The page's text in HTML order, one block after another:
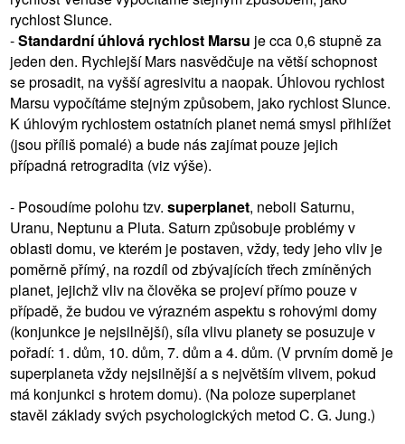
rychlost Slunce.
-Standardní úhlová rychlost Marsu je cca 0,6 stupně za
jeden den. Rychlejší Mars nasvědčuje na větší schopnost
se prosadit, na vyšší agresivitu a naopak. Úhlovou rychlost
Marsu vypočítáme stejným způsobem, jako rychlost Slunce.
K úhlovým rychlostem ostatních planet nemá smysl přihlížet
(jsou příliš pomalé) a bude nás zajímat pouze jejich
případná retrogradita (viz výše).
- Posoudíme polohu tzv. superplanet, neboli Saturnu,
Uranu, Neptunu a Pluta. Saturn způsobuje problémy v
oblasti domu, ve kterém je postaven, vždy, tedy jeho vliv je
poměrně přímý, na rozdíl od zbývajících třech zmíněných
planet, jejichž vliv na člověka se projeví přímo pouze v
případě, že budou ve výrazném aspektu s rohovými domy
(konjunkce je nejsilnější), síla vlivu planety se posuzuje v
pořadí: 1. dům, 10. dům, 7. dům a 4. dům. (V prvním domě je
superplaneta vždy nejsilnější a s největším vlivem, pokud
má konjunkci s hrotem domu). (Na poloze superplanet
stavěl základy svých psychologických metod C. G. Jung.)